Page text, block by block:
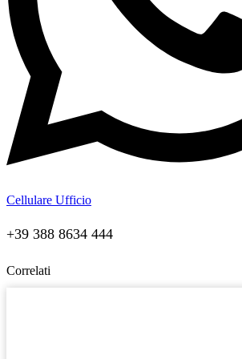
Cellulare Ufficio
+39 388 8634 444
Correlati